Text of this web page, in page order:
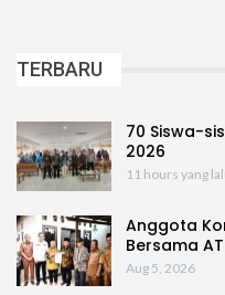
TERBARU
70 Siswa-
2026
11 hours yang
Anggota
Bersama
Aug 5, 2026